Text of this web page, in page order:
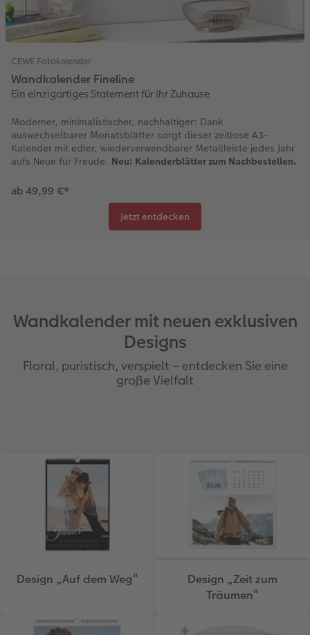
CEWE Fotokalender
Wandkalender Fineline
Ein einzigartiges Statement für Ihr Zuhause
Moderner, minimalistischer, nachhaltiger: Dank
auswechselbarer Monatsblätter sorgt dieser zeitlose A3-
Kalender mit edler, wiederverwendbarer Metallleiste jedes Jahr
aufs Neue für Freude. Neu: Kalenderblätter zum Nachbestellen.
ab 49,99 €*
Jetzt entdecken
Wandkalender mit neuen exklusiven
Designs
Floral, puristisch, verspielt – entdecken Sie eine
große Vielfalt
Design „Auf dem Weg“
Design „Zeit zum
Träumen“